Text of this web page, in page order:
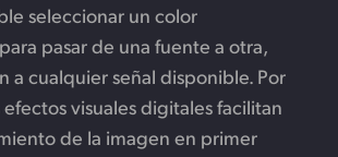
seleccionar un color
pasar de una fuente a otra,
a cualquier señal disponible. Por
efectos visuales digitales facilitan
de la imagen en primer